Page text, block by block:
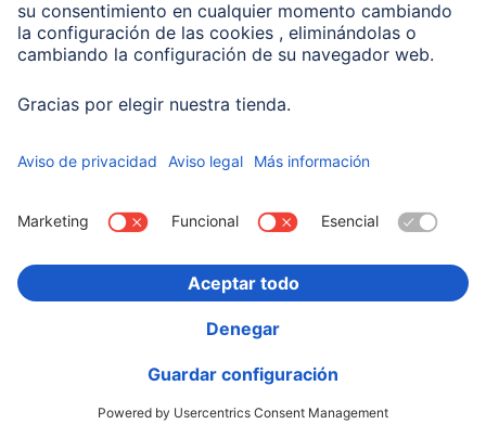
Hama Lector de tarjetas USB, OTG, USB-A + Micro-